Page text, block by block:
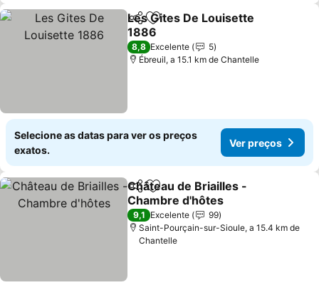
PartilharAdicionar aos favoritos
Les Gites De Louisette
1886
Ver preços
8,8 Excelente
5
Ébreuil, a 15.1 km de Chantelle
Selecione as datas para ver os preços
exatos.
Ver preços
PartilharAdicionar aos favoritos
Château de Briailles -
Chambre d'hôtes
Ver preços
9,1 Excelente
99
Saint-Pourçain-sur-Sioule, a 15.4 km de
Chantelle